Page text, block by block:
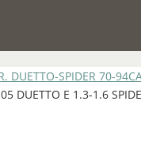
DUETTO-SPIDER 70-94
DUETTO E 1.3-1.6